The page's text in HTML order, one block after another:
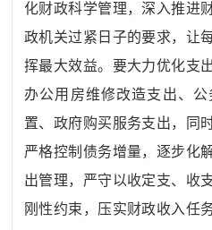
化财政科学管理，深入推进
政机关过紧日子的要求，让
挥最大效益。 要大力优化支
办公用房维修改造支出、
置、政府购买服务支出，同
严格控制债务增量，逐步化
出管理，严守以收定支、收
刚性约束，压实财政收入任